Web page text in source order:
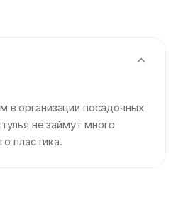
организации посадочных
не займут много
пластика.